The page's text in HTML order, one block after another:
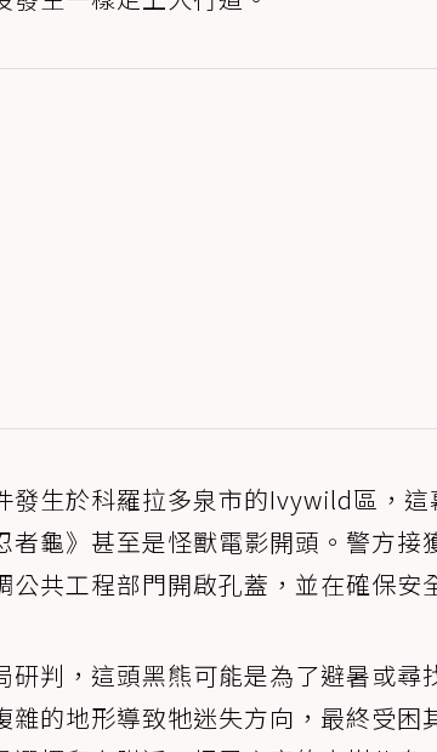
發生於科羅拉多泉市的Ivywild區，
者龜》甚至是怪獸電影開頭。警方
公共工程部門開啟孔蓋，並在確保安
研判，這頭黑熊可能是為了避暑或
雜的地形導致牠迷失方向，最終受困